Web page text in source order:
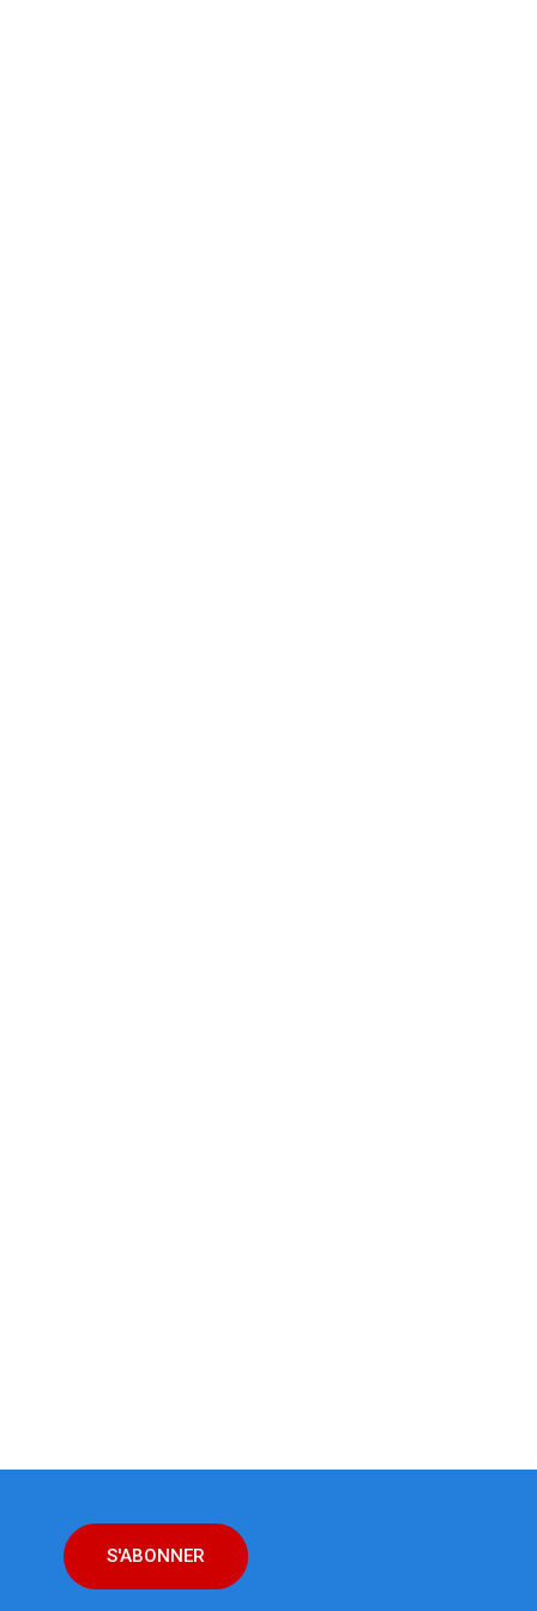
S'ABONNER